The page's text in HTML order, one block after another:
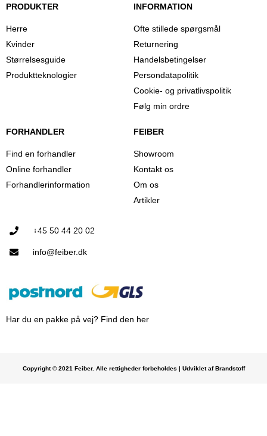
PRODUKTER
Herre
Kvinder
Størrelsesguide
Produktteknologier
INFORMATION
Ofte stillede spørgsmål
Returnering
Handelsbetingelser
Persondatapolitik
Cookie- og privatlivspolitik
Følg min ordre
FORHANDLER
Find en forhandler
Online forhandler
Forhandlerinformation
FEIBER
Showroom
Kontakt os
Om os
Artikler
+45 50 44 20 02
info@feiber.dk
Har du en pakke på vej? Find den her
Copyright © 2021 Feiber. Alle rettigheder forbeholdes | Udviklet af Brandstoff